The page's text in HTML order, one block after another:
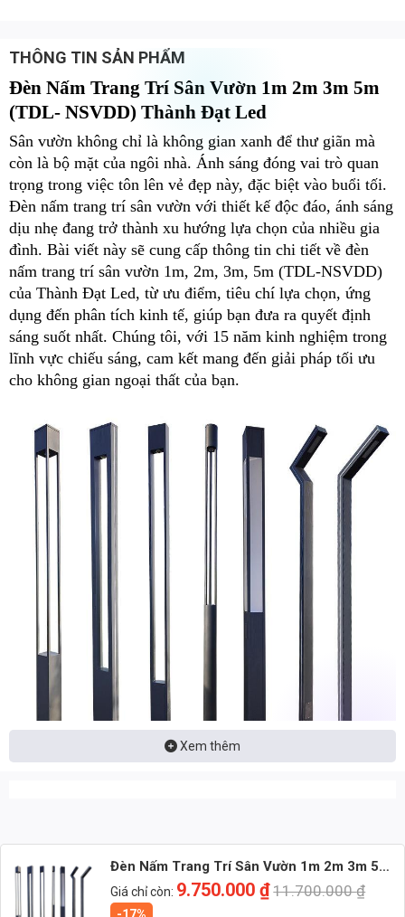
THÔNG TIN SẢN PHẨM
Đèn Nấm Trang Trí Sân Vườn 1m 2m 3m 5m
(TDL- NSVDD) Thành Đạt Led
Sân vườn không chỉ là không gian xanh để thư giãn mà
còn là bộ mặt của ngôi nhà. Ánh sáng đóng vai trò quan
trọng trong việc tôn lên vẻ đẹp này, đặc biệt vào buổi tối.
Đèn nấm trang trí sân vườn với thiết kế độc đáo, ánh sáng
dịu nhẹ đang trở thành xu hướng lựa chọn của nhiều gia
đình. Bài viết này sẽ cung cấp thông tin chi tiết về đèn
nấm trang trí sân vườn 1m, 2m, 3m, 5m (TDL-NSVDD)
của Thành Đạt Led, từ ưu điểm, tiêu chí lựa chọn, ứng
dụng đến phân tích kinh tế, giúp bạn đưa ra quyết định
sáng suốt nhất. Chúng tôi, với 15 năm kinh nghiệm trong
lĩnh vực chiếu sáng, cam kết mang đến giải pháp tối ưu
cho không gian ngoại thất của bạn.
Nhắn: Loại đèn + Công suất + Số lượng để nhận báo giá
nhanh
Xem thêm
Đèn Nấm Trang Trí Sân Vườn 1m 2m 3m 5m
(TDL- NSVDD)Thành Đạt Led
Giá chỉ còn: 9.750.000₫11.700.000₫